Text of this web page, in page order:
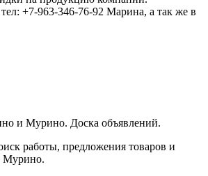
+7-963-346-76-92 Марина, а так же в
и Мурино. Доска объявлений.
работы, предложения товаров и
Мурино.